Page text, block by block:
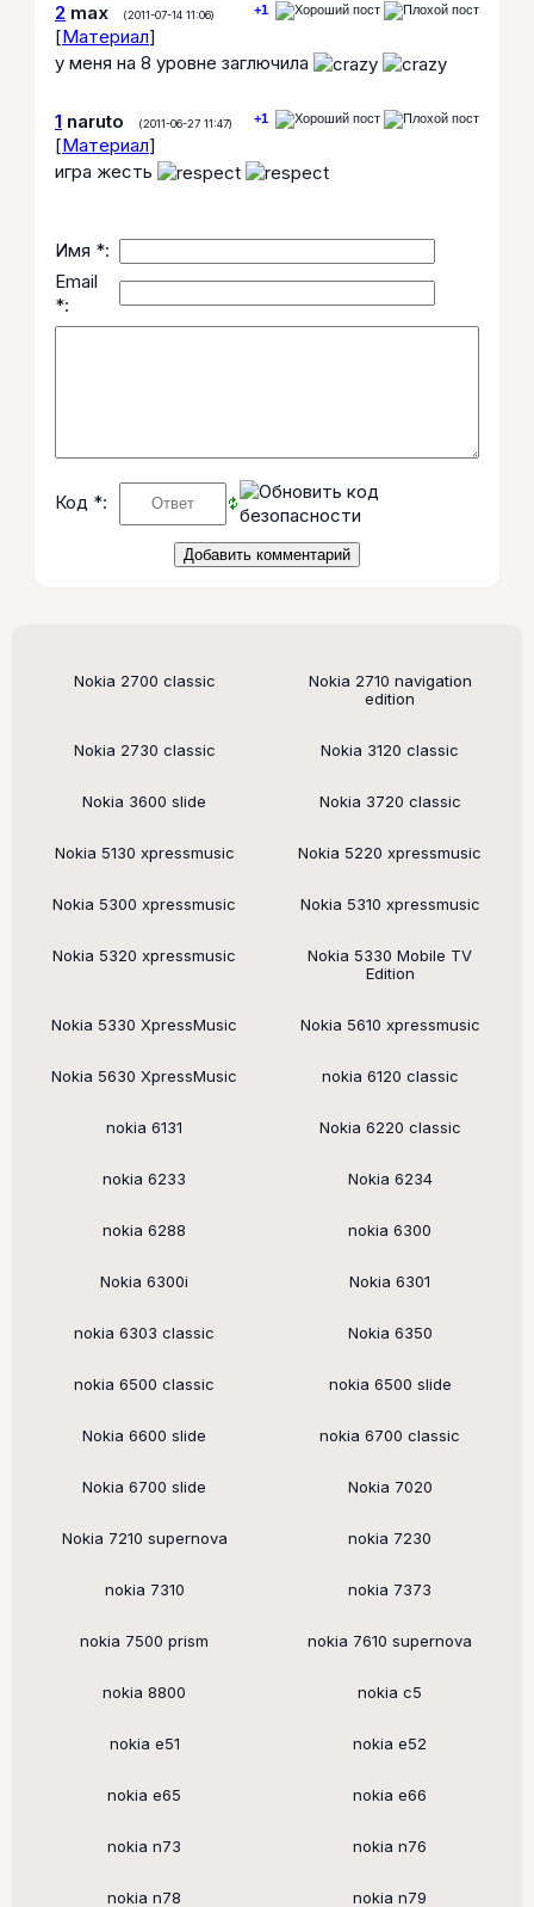
+1
2 max (2011-07-14 11:06)
[Материал]
у меня на 8 уровне заглючила
+1
1 naruto (2011-06-27 11:47)
[Материал]
игра жесть
Имя *:
Email
*:
Код *:
Поддерживаемые модели
Nokia 2700 classic
Nokia 2710 navigation
edition
Nokia 2730 classic Nokia 3120 classic
Nokia 3600 slide Nokia 3720 classic
Nokia 5130 xpressmusic Nokia 5220 xpressmusic
Nokia 5300 xpressmusic Nokia 5310 xpressmusic
Nokia 5320 xpressmusic
Nokia 5330 Mobile TV
Edition
Nokia 5330 XpressMusic Nokia 5610 xpressmusic
Nokia 5630 XpressMusic nokia 6120 classic
nokia 6131 Nokia 6220 classic
nokia 6233 Nokia 6234
nokia 6288 nokia 6300
Nokia 6300i Nokia 6301
nokia 6303 classic Nokia 6350
nokia 6500 classic nokia 6500 slide
Nokia 6600 slide nokia 6700 classic
Nokia 6700 slide Nokia 7020
Nokia 7210 supernova nokia 7230
nokia 7310 nokia 7373
nokia 7500 prism nokia 7610 supernova
nokia 8800 nokia c5
nokia e51 nokia e52
nokia e65 nokia e66
nokia n73 nokia n76
nokia n78 nokia n79